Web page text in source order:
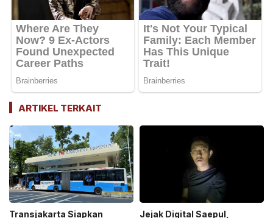
ARTIKEL TERKAIT
Transjakarta Siapkan Jejak Digital Saepul,